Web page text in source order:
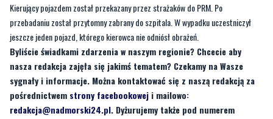
Byliście świadkami zdarzenia w naszym regionie? Chcecie aby
nasza redakcja zajęła się jakimś tematem? Czekamy na Wasze
sygnały i informacje. Można kontaktować się z naszą redakcją za
pośrednictwemstrony facebookoweji mailowo:
redakcja@nadmorski24.pl. Dyżurujemy także pod numerem
telefonu 729 715 670.